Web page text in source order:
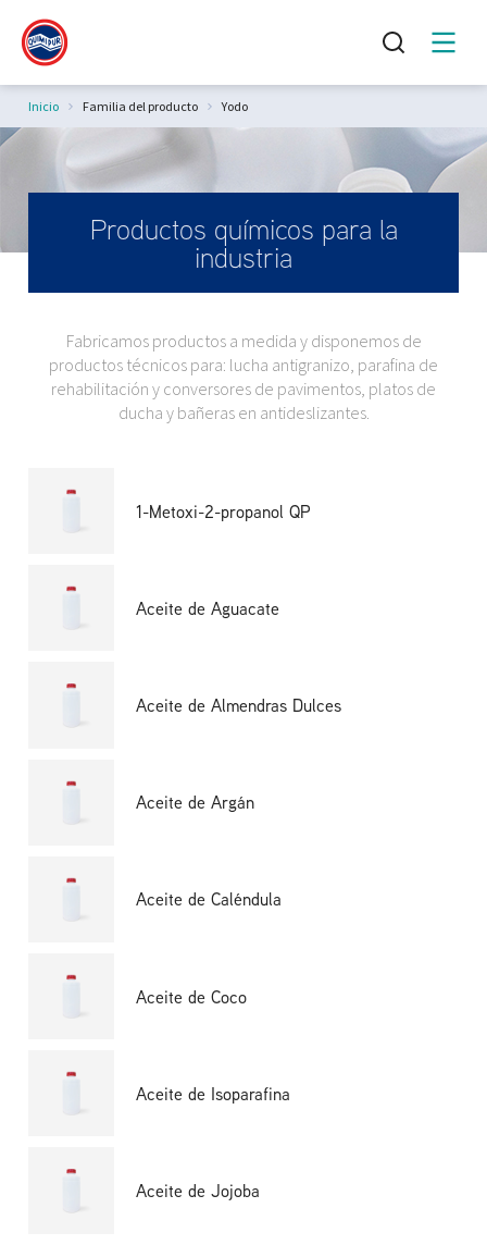
Estás aquí:
Inicio Familia del producto Yodo
Productos químicos para la
industria
Fabricamos productos a medida y disponemos de
productos técnicos para: lucha antigranizo, parafina de
rehabilitación y conversores de pavimentos, platos de
ducha y bañeras en antideslizantes.
1-Metoxi-2-propanol QP
Aceite de Aguacate
Aceite de Almendras Dulces
Aceite de Argán
Aceite de Caléndula
Aceite de Coco
Aceite de Isoparafina
Aceite de Jojoba